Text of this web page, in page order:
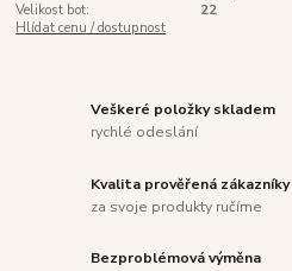
Velikost bot:
22
Hlídat cenu / dostupnost
Veškeré položky skladem
rychlé odeslání
Kvalita prověřená zákazníky
za svoje produkty ručíme
Bezproblémová výměna